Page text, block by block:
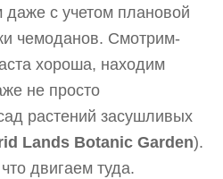
даже с учетом плановой
чемоданов. Смотрим-
хороша, находим
не просто
растений засушливых
Lands Botanic Garden).
двигаем туда.